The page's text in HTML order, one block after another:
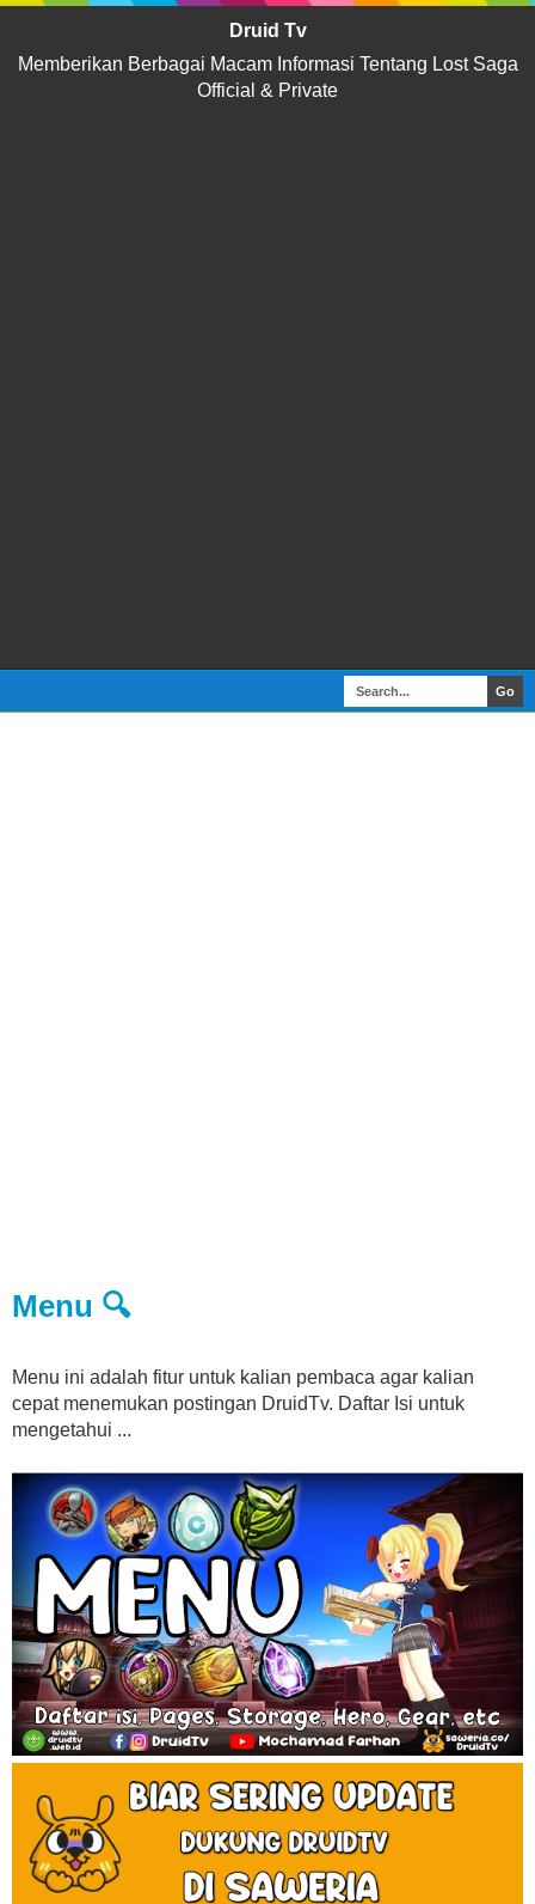
Druid Tv
Memberikan Berbagai Macam Informasi Tentang Lost Saga
Official & Private
Menu 🔍
Menu ini adalah fitur untuk kalian pembaca agar kalian
cepat menemukan postingan DruidTv. Daftar Isi untuk
mengetahui ...